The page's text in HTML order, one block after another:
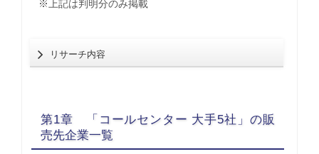
※上記は判明分のみ掲載
リサーチ内容
第1章 「コールセンター 大手5社」の販
売先企業一覧